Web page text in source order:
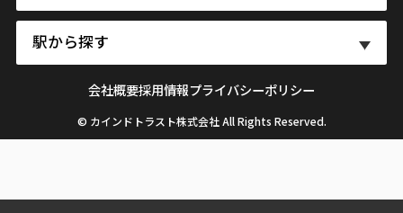
駅から探す
会社概要採用情報プライバシーポリシー
© カインドトラスト株式会社 All Rights Reserved.